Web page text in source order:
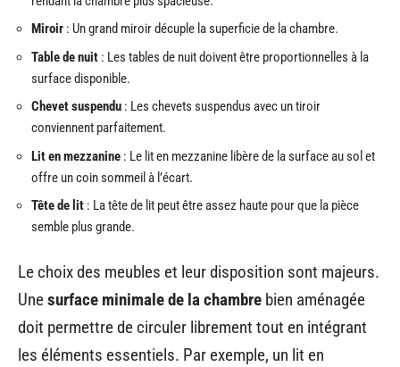
Miroir : Un grand miroir décuple la superficie de la chambre.
Table de nuit : Les tables de nuit doivent être proportionnelles à la
surface disponible.
Chevet suspendu : Les chevets suspendus avec un tiroir
conviennent parfaitement.
Lit en mezzanine : Le lit en mezzanine libère de la surface au sol et
offre un coin sommeil à l’écart.
Tête de lit : La tête de lit peut être assez haute pour que la pièce
semble plus grande.
Le choix des meubles et leur disposition sont majeurs.
Unesurface minimale de la chambre bien aménagée
doit permettre de circuler librement tout en intégrant
les éléments essentiels. Par exemple, un lit en